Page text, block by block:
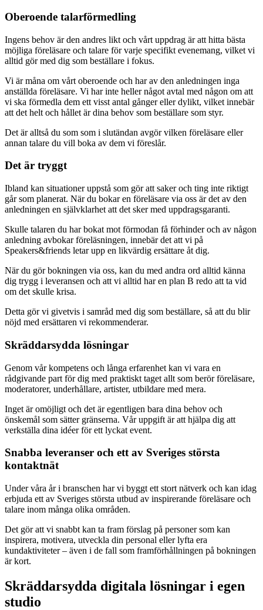
Oberoende talarförmedling
Ingens behov är den andres likt och vårt uppdrag är att hitta bästa
möjliga föreläsare och talare för varje specifikt evenemang, vilket vi
alltid gör med dig som beställare i fokus.
Vi är måna om vårt oberoende och har av den anledningen inga
anställda föreläsare. Vi har inte heller något avtal med någon om att
vi ska förmedla dem ett visst antal gånger eller dylikt, vilket innebär
att det helt och hållet är dina behov som beställare som styr.
Det är alltså du som som i slutändan avgör vilken föreläsare eller
annan talare du vill boka av dem vi föreslår.
Det är tryggt
Ibland kan situationer uppstå som gör att saker och ting inte riktigt
går som planerat. När du bokar en föreläsare via oss är det av den
anledningen en självklarhet att det sker med uppdragsgaranti.
Skulle talaren du har bokat mot förmodan få förhinder och av någon
anledning avbokar föreläsningen, innebär det att vi på
Speakers&friends letar upp en likvärdig ersättare åt dig.
När du gör bokningen via oss, kan du med andra ord alltid känna
dig trygg i leveransen och att vi alltid har en plan B redo att ta vid
om det skulle krisa.
Detta gör vi givetvis i samråd med dig som beställare, så att du blir
nöjd med ersättaren vi rekommenderar.
Skräddarsydda lösningar
Genom vår kompetens och långa erfarenhet kan vi vara en
rådgivande part för dig med praktiskt taget allt som berör föreläsare,
moderatorer, underhållare, artister, utbildare med mera.
Inget är omöjligt och det är egentligen bara dina behov och
önskemål som sätter gränserna. Vår uppgift är att hjälpa dig att
verkställa dina idéer för ett lyckat event.
Snabba leveranser och ett av Sveriges största
kontaktnät
Under våra år i branschen har vi byggt ett stort nätverk och kan idag
erbjuda ett av Sveriges största utbud av inspirerande föreläsare och
talare inom många olika områden.
Det gör att vi snabbt kan ta fram förslag på personer som kan
inspirera, motivera, utveckla din personal eller lyfta era
kundaktiviteter – även i de fall som framförhållningen på bokningen
är kort.
Skräddarsydda digitala lösningar i egen
studio